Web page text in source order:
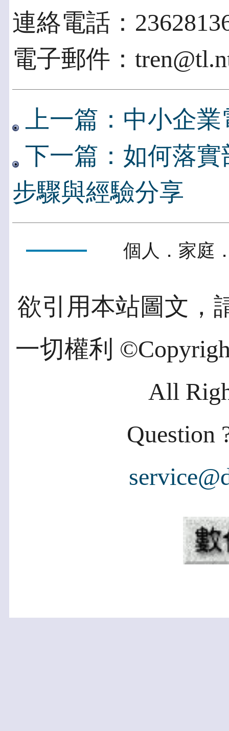
連絡電話：
電子郵件：
上一篇：中小企
下一篇：如何落
步驟與經驗分享
個人．家庭
欲引用本站圖文，
一切權利
All
Question